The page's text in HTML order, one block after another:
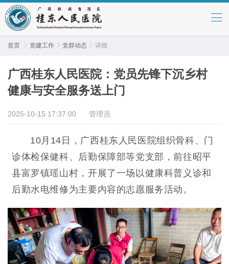
首页  党建工作  党群动态  详细
广西桂东人民医院：党员先锋下沉乡村
健康与安全服务送上门
2025-10-15 17:37:00 管理员
10月14日，广西桂东人民医院组织骨科、门
诊体检保健科、后勤保障部等党支部，前往昭平
县富罗镇瑶山村，开展了一场以健康科普义诊和
后勤水电维修为主要内容的志愿服务活动。